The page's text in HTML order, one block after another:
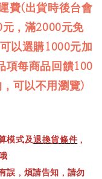
費(出貨時後台會
，滿2000元免
以選購1000元加
項每商品回饋100
可以不用瀏覽)
模式及退換貨條件 ，
誤，煩請告知，請勿